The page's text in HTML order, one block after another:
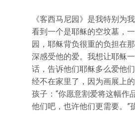
《客西马尼园》是我特别为
看到一个是耶稣的空坟墓，
园，耶稣背负很重的负担在
深感受他的爱。我想让耶稣
话，告诉他们耶稣多么爱他
经不在家里了，因为画展上
孩子：“你愿意割爱将这幅作
他们吧，也许他们更需要。”